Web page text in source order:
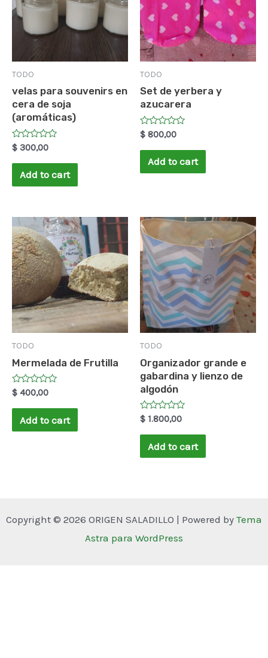
TODO
velas para souvenirs en
cera de soja
(aromáticas)
Rated
0
out
$ 300,00
Add to cart
TODO
Set de yerbera y
azucarera
Rated
0
out
$ 800,00
Add to cart
TODO
Mermelada de Frutilla
Rated
0
out
$ 400,00
Add to cart
TODO
Organizador grande e
gabardina y lienzo de
algodón
Rated
0
out
$ 1.800,00
Add to cart
Copyright © 2026 ORIGEN SALADILLO | Powered by Tema
Astra para WordPress